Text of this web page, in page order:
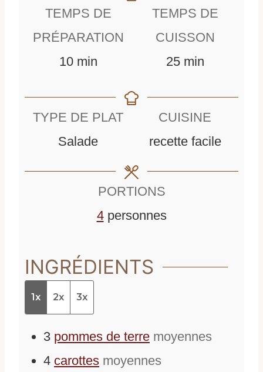
TEMPS DE
PRÉPARATION
10m
u
min
TEMPS DE
CUISSON
25mmin
TYPE DE PLAT
Salade
CUISINE
recette facile
PORTIONS
4 personnes
INGRÉDIENTS
1x 2x 3x
3 pommes de terre moyennes
4 carottes moyennes